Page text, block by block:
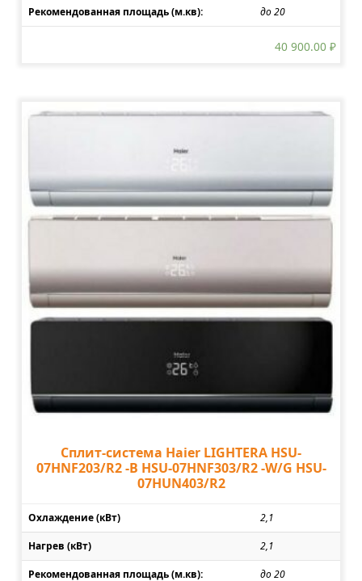
Рекомендованная площадь (м.кв): до 20
40 900.00 ₽
Сплит-система Haier LIGHTERA HSU-
07HNF203/R2 -B HSU-07HNF303/R2 -W/G HSU-
07HUN403/R2
Охлаждение (кВт) 2,1
Нагрев (кВт) 2,1
Рекомендованная площадь (м.кв): до 20